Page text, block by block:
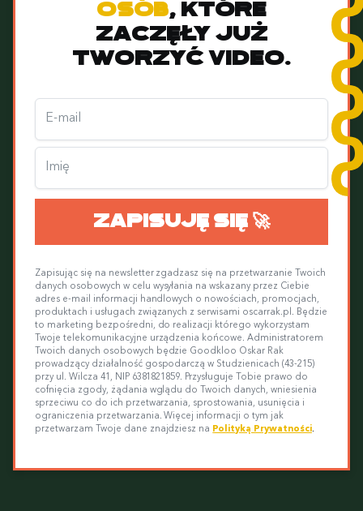
osób, które
zaczęły już
tworzyć video.
Zapisując się na newsletter zgadzasz się na przetwarzanie Twoich
danych osobowych w celu wysyłania na wskazany przez Ciebie
adres e-mail informacji handlowych o nowościach, promocjach,
produktach i usługach związanych z serwisami oscarrak.pl. Będzie
to marketing bezpośredni, do realizacji którego wykorzystam
Twoje telekomunikacyjne urządzenia końcowe. Administratorem
Twoich danych osobowych będzie Goodkloo Oskar Rak
prowadzący działalność gospodarczą w Studzienicach (43-215)
przy ul. Wilcza 41, NIP 6381821859. Przysługuje Tobie prawo do
cofnięcia zgody, żądania wglądu do Twoich danych, wniesienia
sprzeciwu co do ich przetwarzania, sprostowania, usunięcia i
ograniczenia przetwarzania. Więcej informacji o tym jak
przetwarzam Twoje dane znajdziesz na Polityką Prywatności.